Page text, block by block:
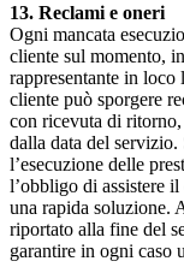
13. Reclami e oneri
Ogni mancata
cliente sul momento,
rappresentante in
cliente può sporgere
con ricevuta di
dalla data del
l’esecuzione delle
l’obbligo di assistere
una rapida soluzione.
riportato alla fine del
garantire in ogni caso